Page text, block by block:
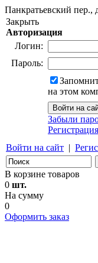
Панкратьевский пер.,
Закрыть
Авторизация
Логин:
Пароль:
на этом
Забыли
Регистрация
Войти на сайт |
В корзине товаров
0 шт.
На сумму
0
Оформить заказ